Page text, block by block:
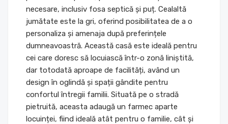
necesare, inclusiv fosa septică și puț. Cealaltă
jumătate este la gri, oferind posibilitatea de a o
personaliza și amenaja după preferințele
dumneavoastră. Această casă este ideală pentru
cei care doresc să locuiască într-o zonă liniștită,
dar totodată aproape de facilități, având un
design în oglindă și spații gândite pentru
confortul întregii familii. Situată pe o stradă
pietruită, aceasta adaugă un farmec aparte
locuinței, fiind ideală atât pentru o familie, cât și